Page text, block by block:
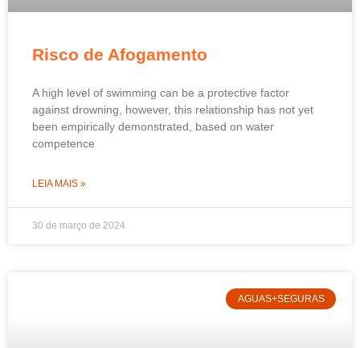
Risco de Afogamento
A high level of swimming can be a protective factor
against drowning, however, this relationship has not yet
been empirically demonstrated, based on water
competence
LEIA MAIS »
30 de março de 2024
AGUAS+SEGURAS